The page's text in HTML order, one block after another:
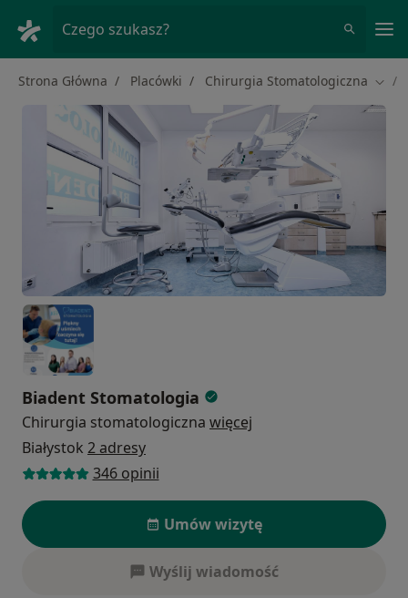
Czego szukasz?
Strona Główna Placówki Chirurgia Stomatologiczna
Biadent Stomatologia
Chirurgia stomatologiczna więcej
Białystok 2 adresy
346 opinii
Umów wizytę
Wyślij wiadomość